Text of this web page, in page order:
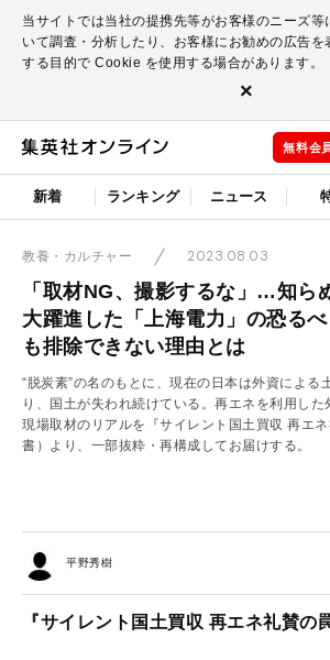
当サイトでは当社の提携先等がお客様のニーズ等
いて調査・分析したり、お客様にお勧めの広告を
する目的で Cookie を使用する場合があります。
×
無料会
新着 ランキング ニュース
教養・カルチャー 2023.08.03
「取材NG、撮影するな」…知ら
大躍進した「上海電力」の恐る
も排除できない理由とは
“脱炭素”の名のもとに、現在の日本は外資による
り、国土が失われ続けている。再エネを利用し
現場取材のリアルを『サイレント国土買収 再エ
書）より、一部抜粋・再構成してお届けする。
平野秀樹
『サイレント国土買収 再エネ礼賛の